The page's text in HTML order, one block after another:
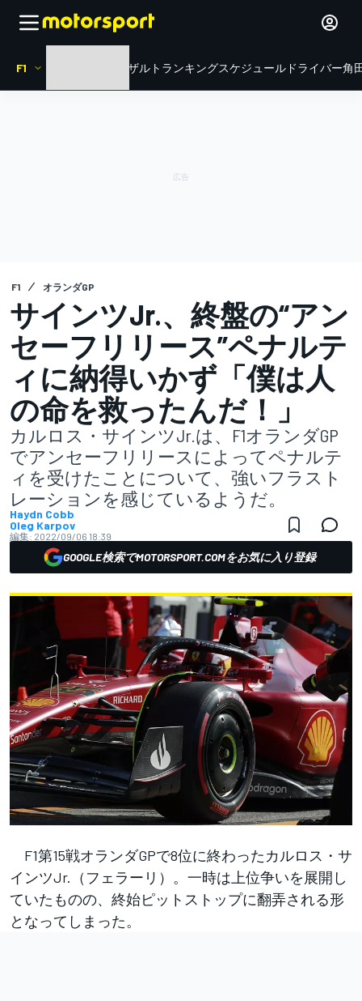
F1 リザルト ランキングスケジュール ドライバー角
F1 オランダGP
サインツJr.、終盤の“アン
セーフリリース”ペナルテ
ィに納得いかず「僕は人
の命を救ったんだ！」
カルロス・サインツJr.は、F1オランダGP
でアンセーフリリースによってペナルテ
ィを受けたことについて、強いフラスト
レーションを感じているようだ。
Haydn Cobb
Oleg Karpov
編集: 2022/09/06 18:39
GOOGLE検索でMOTORSPORT.COMをお気に入り登録
F1第15戦オランダGPで8位に終わったカルロス・サ
インツJr.（フェラーリ）。一時は上位争いを展開し
ていたものの、終始ピットストップに翻弄される形
となってしまった。